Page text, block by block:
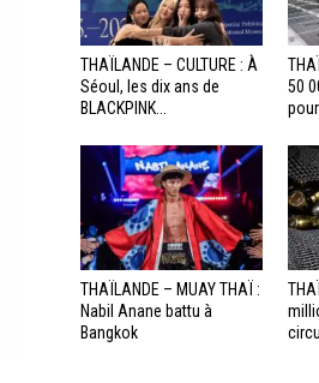
THAÏLANDE – CULTURE : À
Séoul, les dix ans de
BLACKPINK...
50
THAÏLANDE – MUAY THAÏ :
Nabil Anane battu à
Bangkok